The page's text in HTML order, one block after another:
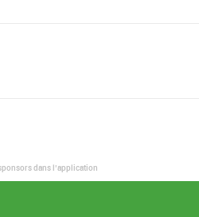
dans l’application